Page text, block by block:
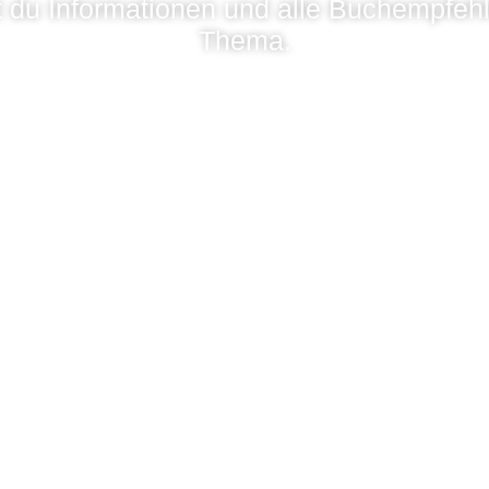
du Informationen und alle
Thema.